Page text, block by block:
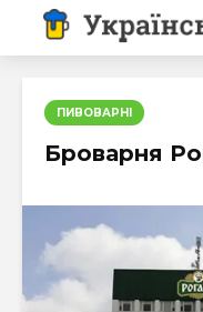
ПИВОВАРНІ
Броварня